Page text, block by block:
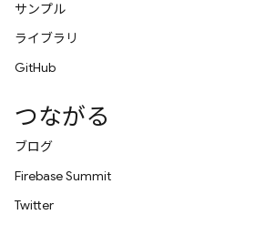
サンプル
ライブラリ
GitHub
つながる
ブログ
Firebase Summit
Twitter